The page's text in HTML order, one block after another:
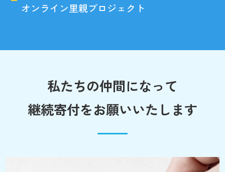
オンライン里親プロジェクト
私たちの仲間になって
継続寄付をお願いいたします